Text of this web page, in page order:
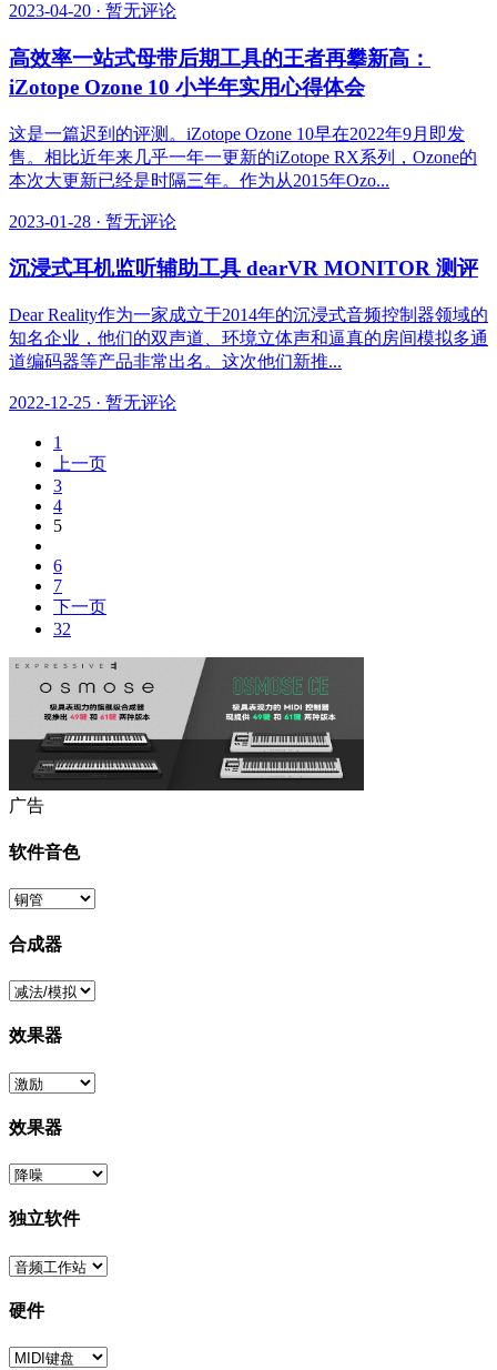
2023-04-20 · 暂无评论
高效率一站式母带后期工具的王者再攀新高：
iZotope Ozone 10 小半年实用心得体会
这是一篇迟到的评测。iZotope Ozone 10早在2022年9月即发
售。相比近年来几乎一年一更新的iZotope RX系列，Ozone的
本次大更新已经是时隔三年。作为从2015年Ozo...
2023-01-28 · 暂无评论
沉浸式耳机监听辅助工具 dearVR MONITOR 测评
Dear Reality作为一家成立于2014年的沉浸式音频控制器领域的
知名企业，他们的双声道、环境立体声和逼真的房间模拟多通
道编码器等产品非常出名。这次他们新推...
2022-12-25 · 暂无评论
1
上一页
3
4
5
6
7
下一页
32
广告
软件音色
合成器
效果器
效果器
独立软件
硬件